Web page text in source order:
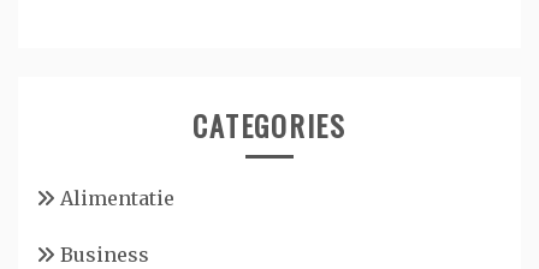
CATEGORIES
Alimentatie
Business